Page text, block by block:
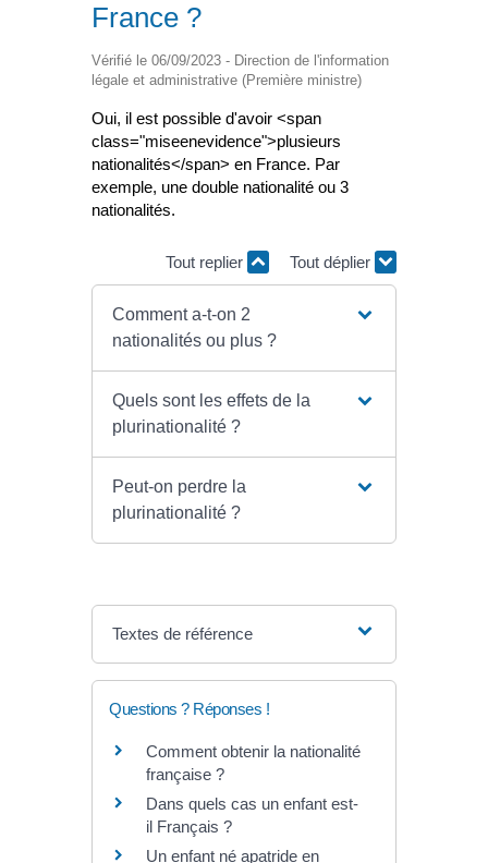
France ?
Vérifié le 06/09/2023 - Direction de l'information
légale et administrative (Première ministre)
Oui, il est possible d'avoir <span
class="miseenevidence">plusieurs
nationalités</span> en France. Par
exemple, une double nationalité ou 3
nationalités.
Tout replier Tout déplier
Comment a-t-on 2
nationalités ou plus ?
Quels sont les effets de la
plurinationalité ?
Peut-on perdre la
plurinationalité ?
Textes de référence
Questions ? Réponses !
Comment obtenir la nationalité
française ?
Dans quels cas un enfant est-
il Français ?
Un enfant né apatride en